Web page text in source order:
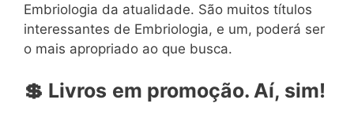
Embriologia da atualidade. São muitos títulos
interessantes de Embriologia, e um, poderá ser
o mais apropriado ao que busca.
💲 Livros em promoção. Aí, sim!